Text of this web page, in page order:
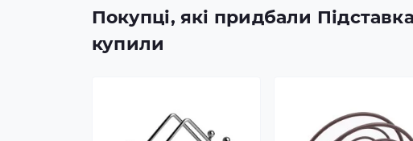
Покупці, які придбали
купили